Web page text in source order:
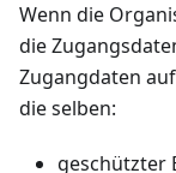
Wenn die
die
Zugangdaten
die selben:
geschützter